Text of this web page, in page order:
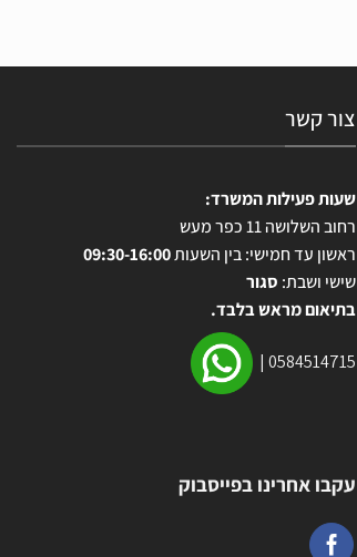
צור קשר
שעות פעילות המשרד:
רחוב השלושה 11 כפר מעש
ראשון עד חמישי: בין השעות09:30-16:00
שישי ושבת: סגור
בתיאום מראש בלבד.
0584514715
|
עקבו אחרינו בפייסבוק